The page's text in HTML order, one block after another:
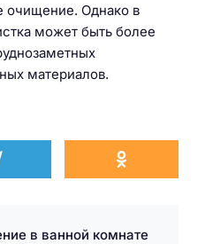
очищение. Однако в
может быть более
материалов.
в ванной комнате